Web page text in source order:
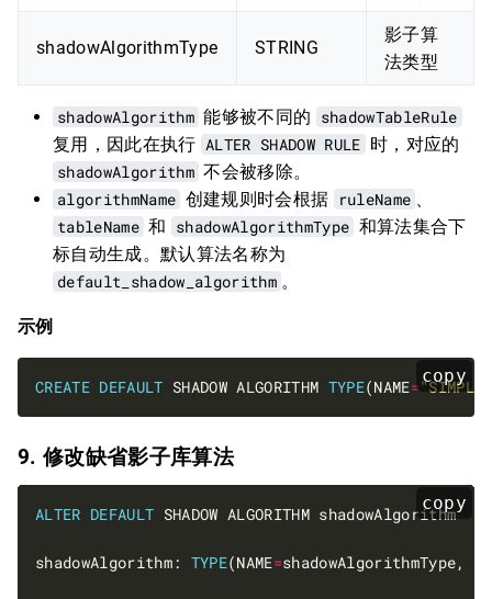
shadowAlgorithmType STRING
影子算
法类型
shadowAlgorithm 能够被不同的 shadowTableRule
复用，因此在执行 ALTER SHADOW RULE 时，对应的
shadowAlgorithm 不会被移除。
algorithmName 创建规则时会根据 ruleName
tableName 和 shadowAlgorithmType 和算法集合下
标自动生成。默认算法名称为
default_shadow_algorithm 。
示例
copy
CREATE DEFAULT SHADOW ALGORITHM TYPE(NAME=
9. 修改缺省影子库算法
copy
ALTER DEFAULT
shadowAlgorithm: TYPE(NAME=